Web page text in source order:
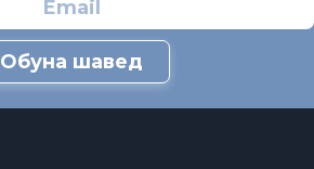
Обуна шавед